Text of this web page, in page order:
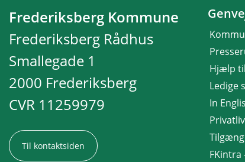
Frederiksberg Kommune
Frederiksberg Rådhus
Smallegade 1
2000 Frederiksberg
CVR 11259979
Til kontaktsiden
Hjælp
Ledige
In